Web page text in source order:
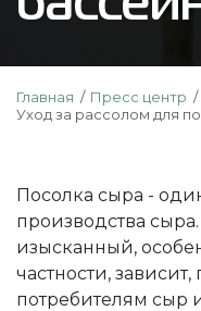
Главная Пресс центр
Уход за рассолом для
Посолка сыра -
производства
изысканный,
частности,
потребителям сыр